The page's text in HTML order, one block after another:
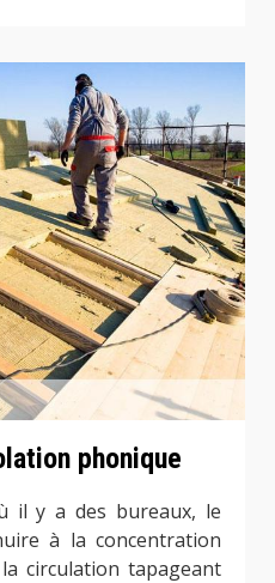
phonique
il y a des bureaux, le
à la concentration
circulation tapageant